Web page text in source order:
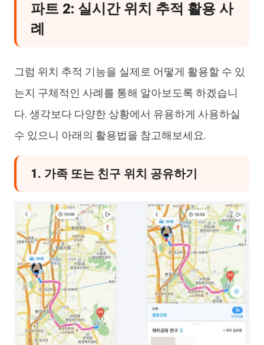
파트 2: 실시간 위치 추적 활용 사
례
그럼 위치 추적 기능을 실제로 어떻게 활용할 수 있
는지 구체적인 사례를 통해 알아보도록 하겠습니
다. 생각보다 다양한 상황에서 유용하게 사용하실
수 있으니 아래의 활용법을 참고해보세요.
1. 가족 또는 친구 위치 공유하기